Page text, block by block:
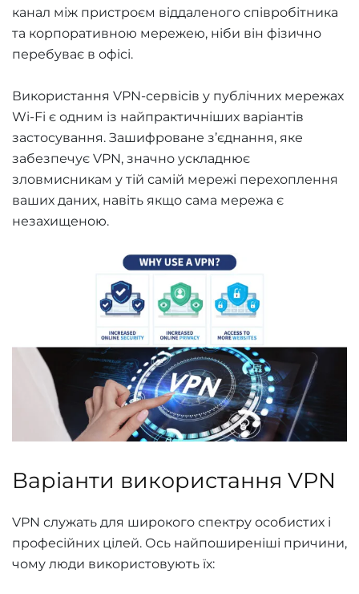
канал між пристроєм віддаленого співробітника
та корпоративною мережею, ніби він фізично
перебуває в офісі.
Використання VPN-сервісів у публічних мережах
Wi-Fi є одним із найпрактичніших варіантів
застосування. Зашифроване з’єднання, яке
забезпечує VPN, значно ускладнює
зловмисникам у тій самій мережі перехоплення
ваших даних, навіть якщо сама мережа є
незахищеною.
Варіанти використання VPN
VPN служать для широкого спектру особистих і
професійних цілей. Ось найпоширеніші причини,
чому люди використовують їх: